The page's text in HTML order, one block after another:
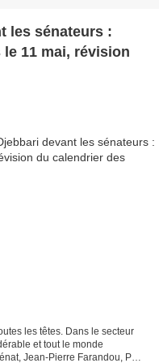
les sénateurs :
11 mai, révision
les têtes. Dans le secteur
et tout le monde
Jean-Pierre Farandou, PDG